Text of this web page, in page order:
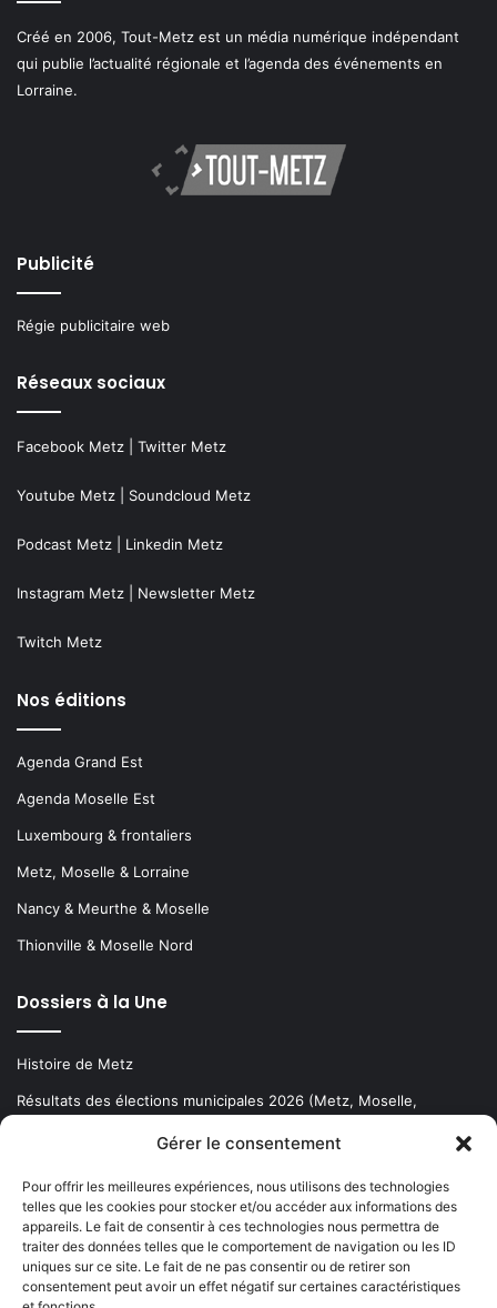
Gérer le consentement
Pour offrir les meilleures expériences, nous utilisons des technologies
telles que les cookies pour stocker et/ou accéder aux informations des
appareils. Le fait de consentir à ces technologies nous permettra de
traiter des données telles que le comportement de navigation ou les ID
uniques sur ce site. Le fait de ne pas consentir ou de retirer son
consentement peut avoir un effet négatif sur certaines caractéristiques
Créé en 2006, Tout-Metz est un média numérique indépendant
qui publie l’actualité régionale et l’agenda des événements en
Lorraine.
Publicité
Régie publicitaire web
Réseaux sociaux
Facebook Metz Twitter Metz
Youtube Metz Soundcloud Metz
Podcast Metz Linkedin Metz
Instagram Metz Newsletter Metz
Twitch Metz
Nos éditions
Agenda Grand Est
Agenda Moselle Est
Luxembourg & frontaliers
Metz, Moselle & Lorraine
Nancy & Meurthe & Moselle
Thionville & Moselle Nord
Dossiers à la Une
Histoire de Metz
Résultats des élections municipales 2026 (Metz, Moselle,
Newsletter gratuite